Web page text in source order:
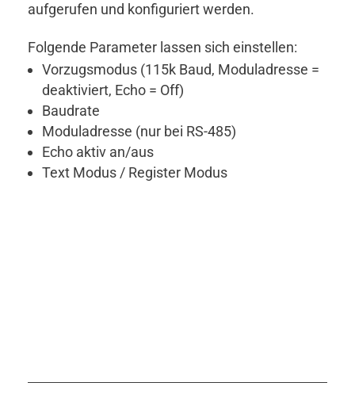
aufgerufen und konfiguriert werden.
Folgende Parameter lassen sich einstellen:
Vorzugsmodus (115k Baud, Moduladresse =
deaktiviert, Echo = Off)
Baudrate
Moduladresse (nur bei RS-485)
Echo aktiv an/aus
Text Modus / Register Modus